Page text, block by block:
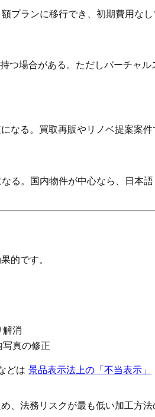
プランに移行でき、初期費用なし
場合がある。ただしバーチャ
る。買取再販やリノベ提案案件
。国内物件が中心なら、日本
的です。
解消
真の修正
どは 景品表示法上の「不当表示」
、法務リスクが最も低い加工方法